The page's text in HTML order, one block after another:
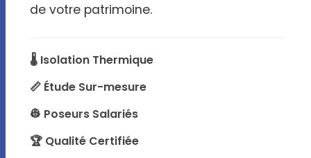
de votre patrimoine.
🌡️ Isolation Thermique
📏 Étude Sur-mesure
👷 Poseurs Salariés
🏆 Qualité Certifiée